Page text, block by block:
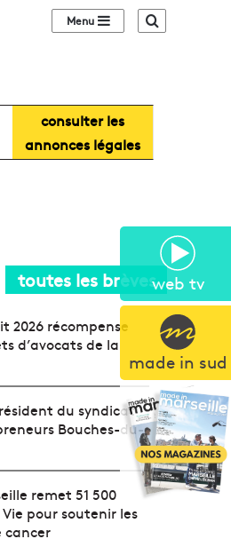
web tv
made in sud
Sidebar (barre
consulter les
annonces légales
toutes les brèves
2026 récompense
d’avocats de la
du syndicat
Bouches-du-
remet 51 500
pour soutenir les